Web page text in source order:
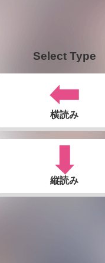
Select Type
横読み
縦読み